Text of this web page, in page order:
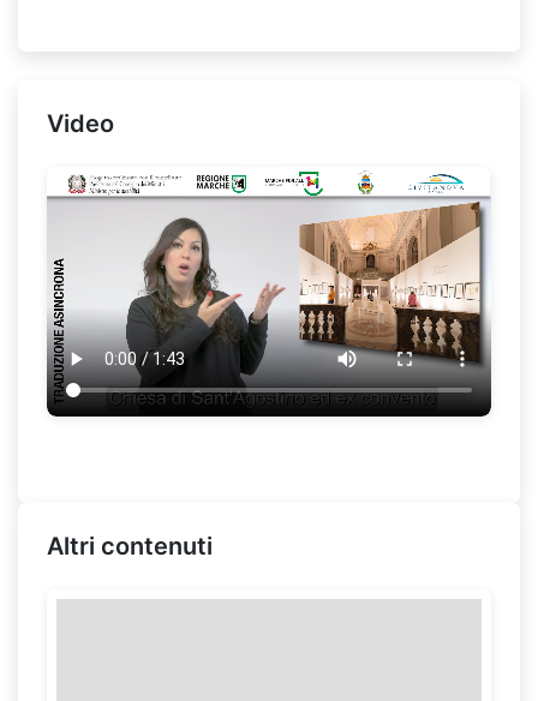
Video
Altri contenuti